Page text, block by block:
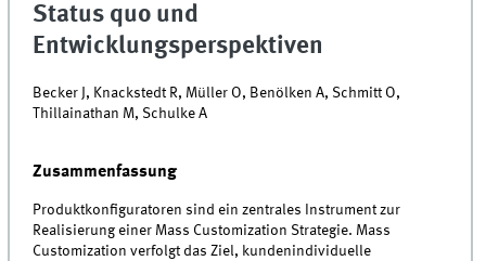
Status quo und
Entwicklungsperspektiven
Becker J, Knackstedt R, Müller O, Benölken A, Schmitt O,
Thillainathan M, Schulke A
Zusammenfassung
Produktkonfiguratoren sind ein zentrales Instrument zur
Realisierung einer Mass Customization Strategie. Mass
Customization verfolgt das Ziel, kundenindividuelle